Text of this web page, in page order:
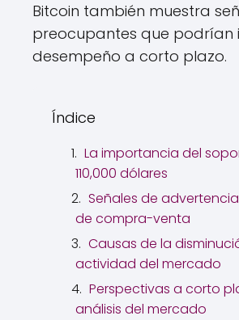
Bitcoin también muestra
preocupantes que podrían
desempeño a corto plazo.
Índice
La importancia del
110,000 dólares
Señales de
de compra-venta
Causas de la
actividad del mercado
Perspectivas a corto
análisis del mercado